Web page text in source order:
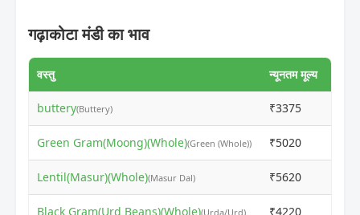
गढ़ाकोटा मंडी का भाव
वस्तु न्यूनतम मूल्य
buttery(Buttery) ₹3375
Green Gram(Moong)(Whole)(Green (Whole)) ₹5020
Lentil(Masur)(Whole)(Masur Dal) ₹5620
Black Gram(Urd Beans)(Whole)(Urda/Urd) ₹4220